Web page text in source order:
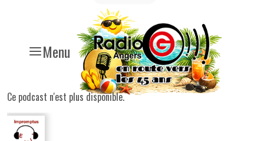
Menu
Ce podcast n'est plus disponible.